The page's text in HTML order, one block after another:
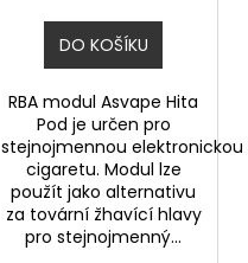
DO KOŠÍKU
RBA modul Asvape Hita
Pod je určen pro
stejnojmennou elektronickou
cigaretu. Modul lze
použít jako alternativu
za tovární žhavící hlavy
pro stejnojmenný...